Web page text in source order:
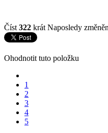
Číst 322 krát Naposledy
Ohodnotit tuto položku
1
2
3
4
5